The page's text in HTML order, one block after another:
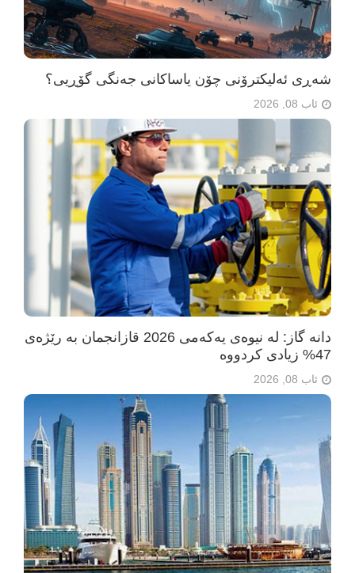
شەڕی ئەلیکترۆنی چۆن یاساکانی جەنگی گۆڕیی؟
ئاب 08, 2026
دانە گاز: لە نیوەی یەکەمی 2026 قازانجمان بە رێژەی
47% زیادی کردووە
ئاب 08, 2026